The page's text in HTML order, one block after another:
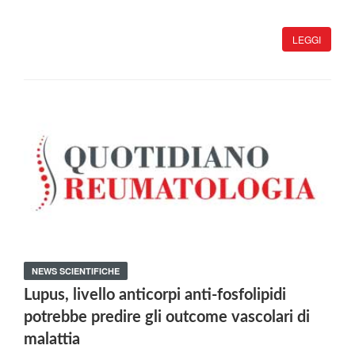
LEGGI
NEWS SCIENTIFICHE
Lupus, livello anticorpi anti-fosfolipidi
potrebbe predire gli outcome vascolari di
malattia